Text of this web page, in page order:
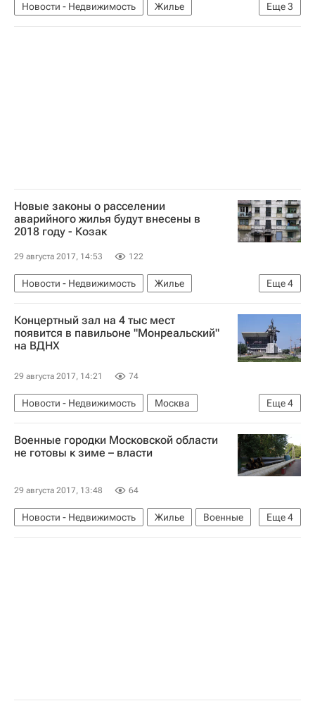
Еще3
Новости - Недвижимость
Жилье
Аварийные дома
Дмитрий Козак Россия
Новые законы о расселении
аварийного жилья будут внесены в
2018 году - Козак
29 августа 2017, 14:53 122
Еще4
Новости - Недвижимость
Жилье
Аварийные дома
Дмитрий Козак
Законодательство
Россия
Концертный зал на 4 тыс мест
появится в павильоне "Монреальский"
на ВДНХ
29 августа 2017, 14:21 74
Еще4
Новости - Недвижимость
Москва
Коммерческая недвижимость
Кинотеатры
ВДНХ
Россия
Военные городки Московской области
не готовы к зиме – власти
29 августа 2017, 13:48 64
Еще4
Новости - Недвижимость Жилье
Военные
ЖКХ
Инфраструктура